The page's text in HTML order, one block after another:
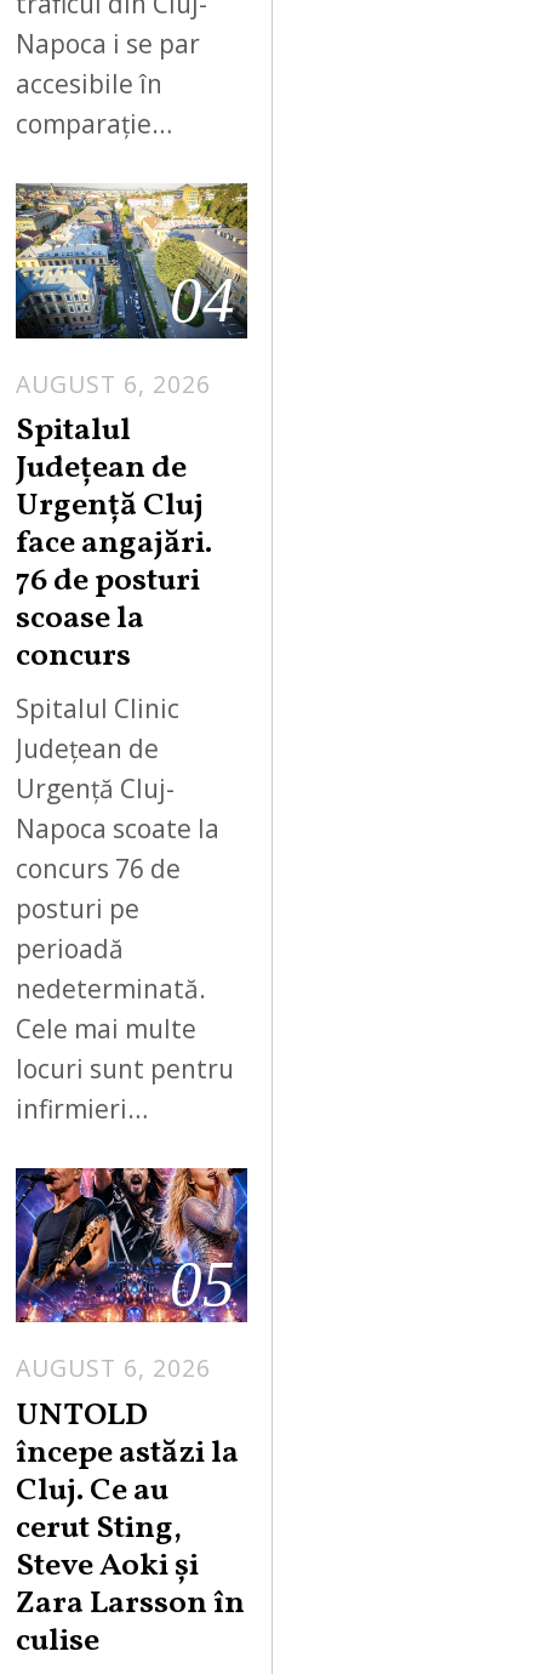
Napoca i se par
accesibile în
comparație…
04
AUGUST 6, 2026
Spitalul
Județean de
Urgență Cluj
face angajări.
76 de posturi
scoase la
concurs
Spitalul Clinic
Județean de
Urgență Cluj-
Napoca scoate la
concurs 76 de
posturi pe
perioadă
nedeterminată.
Cele mai multe
locuri sunt pentru
infirmieri…
05
AUGUST 6, 2026
UNTOLD
începe astăzi la
Cluj. Ce au
cerut Sting,
Steve Aoki și
Zara Larsson în
culise